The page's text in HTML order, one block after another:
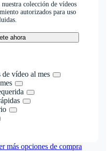
colección de vídeos
autorizados para uso
ahora
de vídeo al mes
más opciones de compra